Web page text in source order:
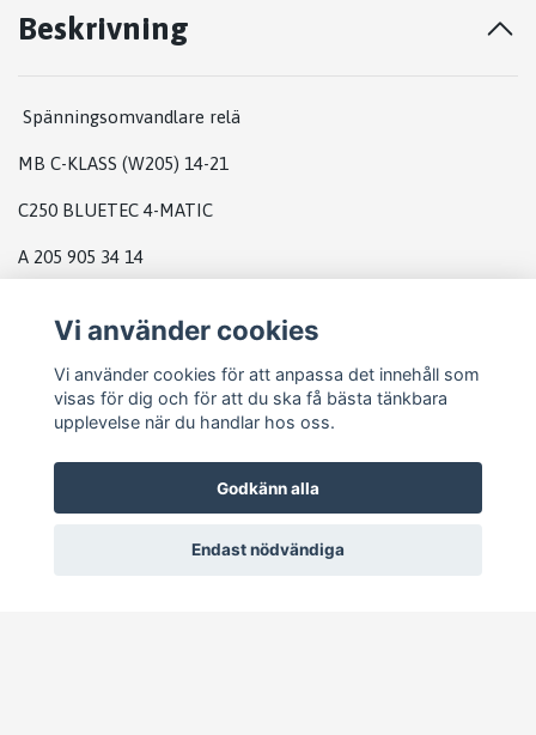
Beskrivning
Spänningsomvandlare relä
MB C-KLASS (W205) 14-21
C250 BLUETEC 4-MATIC
A 205 905 34 14
Vi använder cookies
Vi använder cookies för att anpassa det innehåll som
visas för dig och för att du ska få bästa tänkbara
upplevelse när du handlar hos oss.
Godkänn alla
Endast nödvändiga